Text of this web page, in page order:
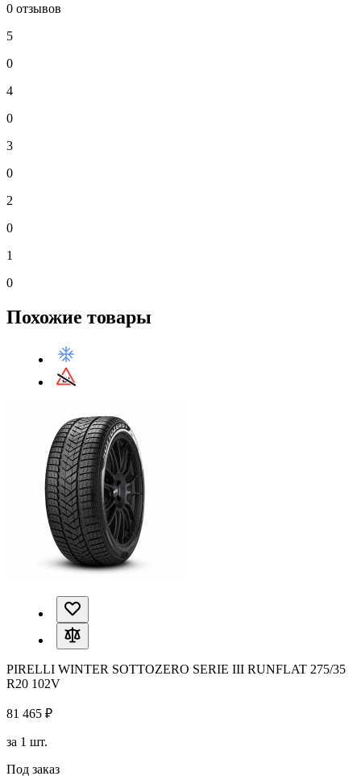
0 отзывов
5
0
4
0
3
0
2
0
1
0
Похожие товары
PIRELLI WINTER SOTTOZERO SERIE III RUNFLAT 275/35
R20 102V
81 465 ₽
за 1 шт.
Под заказ